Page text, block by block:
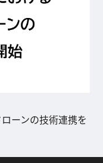
ーンの技術連携を